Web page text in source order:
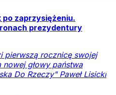
po zaprzysiężeniu.
prezydentury
pierwszą rocznicę swojej
głowy państwa
Do Rzeczy" Paweł Lisicki